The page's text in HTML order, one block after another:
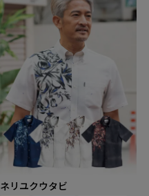
ネリユクウタビ